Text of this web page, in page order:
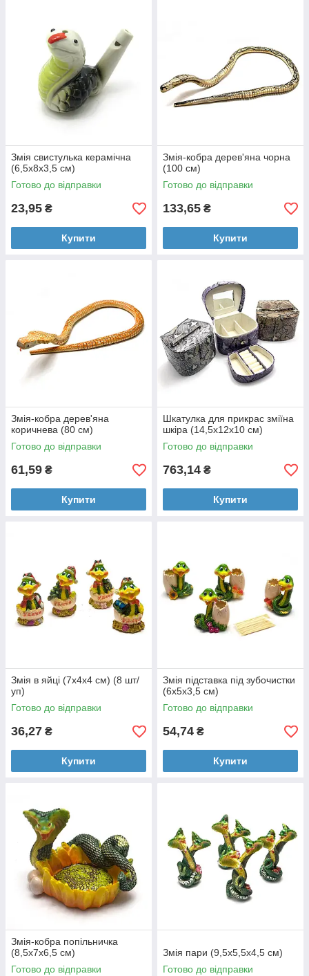
Змія свистулька керамічна
(6,5х8х3,5 см)
Готово до відправки
23,95 ₴
Купити
Змія-кобра дерев'яна чорна
(100 см)
Готово до відправки
133,65 ₴
Купити
Змія-кобра дерев'яна
коричнева (80 см)
Готово до відправки
61,59 ₴
Купити
Шкатулка для прикрас зміїна
шкіра (14,5х12х10 см)
Готово до відправки
763,14 ₴
Купити
Змія в яйці (7х4х4 см) (8 шт/
уп)
Готово до відправки
36,27 ₴
Купити
Змія підставка під зубочистки
(6х5х3,5 см)
Готово до відправки
54,74 ₴
Купити
Змія-кобра попільничка
(8,5х7х6,5 см)
Готово до відправки
Змія пари (9,5х5,5х4,5 см)
Готово до відправки